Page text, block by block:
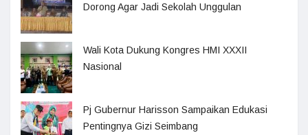
Dorong Agar Jadi Sekolah Unggulan
Wali Kota Dukung Kongres HMI XXXII
Nasional
Pj Gubernur Harisson Sampaikan Edukasi
Pentingnya Gizi Seimbang